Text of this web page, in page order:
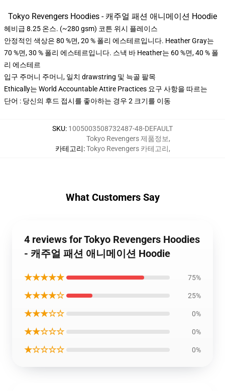
Tokyo Revengers Hoodies - 캐주얼 패션 애니메이션 Hoodie
헤비급 8.25 온스. (~280 gsm) 코튼 위시 플레이스
안정적인 색상은 80 %면, 20 % 폴리 에스테르입니다. Heather Gray는
70 %면, 30 % 폴리 에스테르입니다. 스낵 바 Heather는 60 %면, 40 % 폴
리 에스테르
입구 주머니 주머니, 일치 drawstring 및 늑골 팔목
Ethically는 World Accountable Attire Practices 요구 사항을 따르는
단어 : 당신의 후드 접시를 좋아하는 경우 2 크기를 이동
SKU: 1005003508732487-48-DEFAULT
카테고리:
Tokyo Revengers 제품정보,
Tokyo Revengers 카테고리,
What Customers Say
4 reviews for Tokyo Revengers Hoodies
- 캐주얼 패션 애니메이션 Hoodie
★★★★★ 75%
★★★★☆ 25%
★★★☆☆ 0%
★★☆☆☆ 0%
★☆☆☆☆ 0%